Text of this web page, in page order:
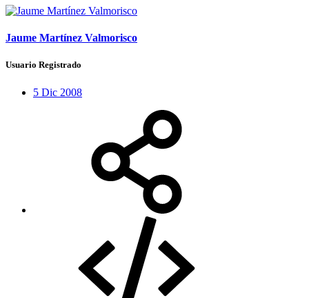
Jaume Martínez Valmorisco
Usuario Registrado
5 Dic 2008